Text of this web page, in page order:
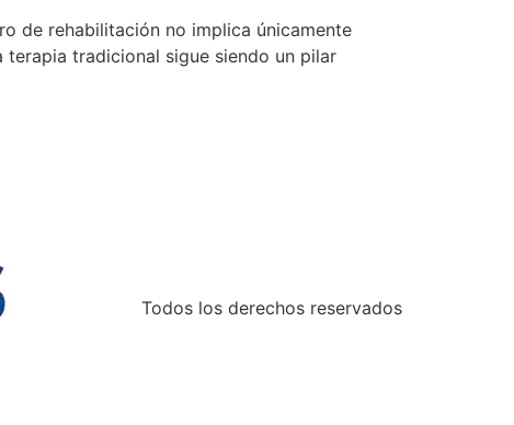
de rehabilitación no implica únicamente
tradicional sigue siendo un pilar
Todos los derechos reservados